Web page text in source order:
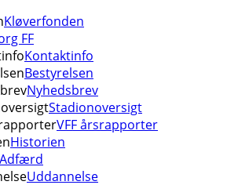
Kløverfonden
FF
Kontaktinfo
Bestyrelsen
Nyhedsbrev
Stadionoversigt
VFF årsrapporter
Historien
Adfærd
Uddannelse